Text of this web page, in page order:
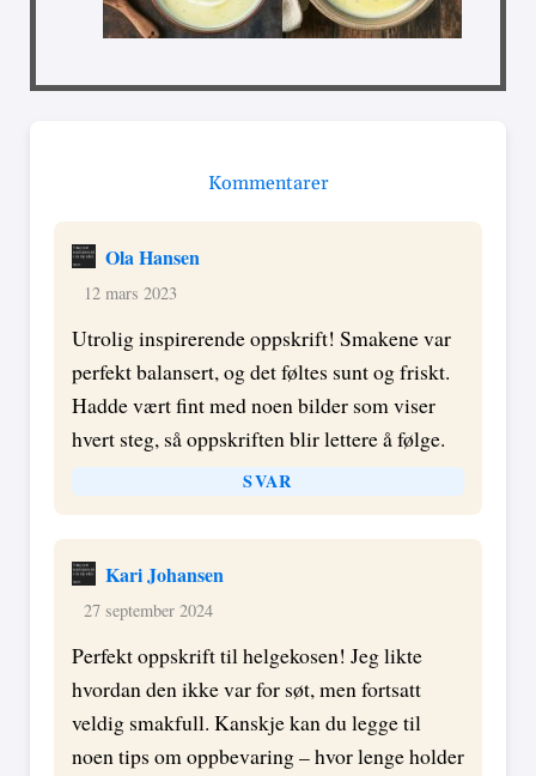
Kommentarer
Ola Hansen
12 mars 2023
Utrolig inspirerende oppskrift! Smakene var
perfekt balansert, og det føltes sunt og friskt.
Hadde vært fint med noen bilder som viser
hvert steg, så oppskriften blir lettere å følge.
SVAR
Kari Johansen
27 september 2024
Perfekt oppskrift til helgekosen! Jeg likte
hvordan den ikke var for søt, men fortsatt
veldig smakfull. Kanskje kan du legge til
noen tips om oppbevaring – hvor lenge holder